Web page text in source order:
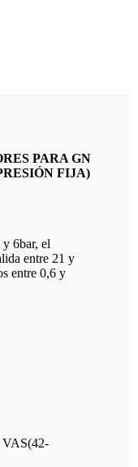
PARA GN
FIJA)
6bar, el
entre 21 y
entre 0,6 y